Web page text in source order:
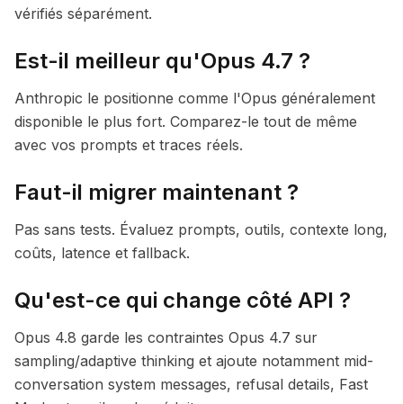
vérifiés séparément.
Est-il meilleur qu'Opus 4.7 ?
Anthropic le positionne comme l'Opus généralement
disponible le plus fort. Comparez-le tout de même
avec vos prompts et traces réels.
Faut-il migrer maintenant ?
Pas sans tests. Évaluez prompts, outils, contexte long,
coûts, latence et fallback.
Qu'est-ce qui change côté API ?
Opus 4.8 garde les contraintes Opus 4.7 sur
sampling/adaptive thinking et ajoute notamment mid-
conversation system messages, refusal details, Fast